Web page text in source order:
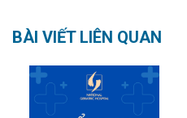
BÀI VIẾT LIÊN QUAN